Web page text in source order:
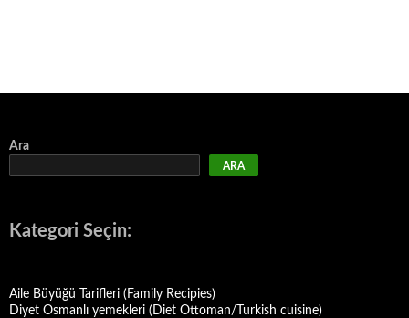
Ara
ARA
Kategori Seçin:
Aile Büyüğü Tarifleri (Family Recipies)
Diyet Osmanlı yemekleri (Diet Ottoman/Turkish cuisine)